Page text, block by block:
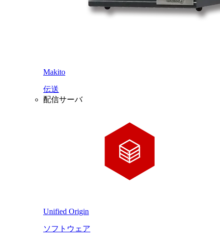
Makito
伝送
配信サーバ
Unified Origin
ソフトウェア